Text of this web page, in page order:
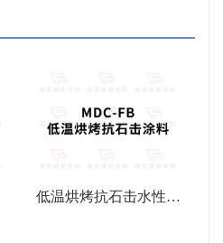
低温烘烤抗石击水性阻